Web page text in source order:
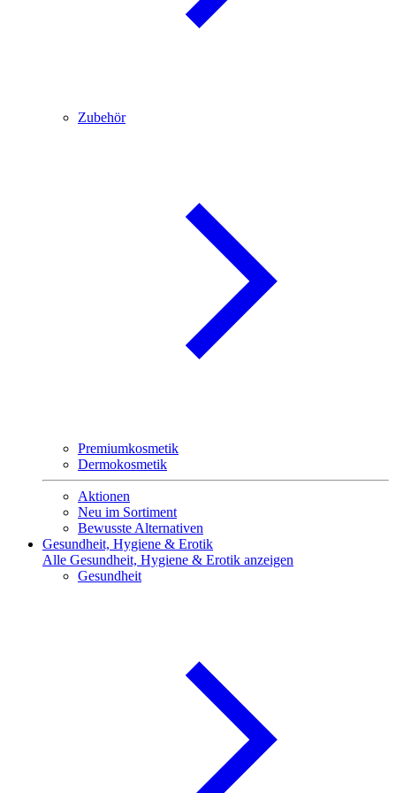
Zubehör
Premiumkosmetik
Dermokosmetik
Aktionen
Neu im Sortiment
Bewusste Alternativen
Gesundheit, Hygiene & Erotik
Alle Gesundheit, Hygiene & Erotik anzeigen
Gesundheit